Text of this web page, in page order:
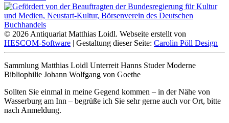
© 2026 Antiquariat Matthias Loidl. Webseite erstellt von
HESCOM-Software | Gestaltung dieser Seite: Carolin Pöll Design
Sammlung Matthias Loidl Unterreit Hanns Studer Moderne
Bibliophilie Johann Wolfgang von Goethe
Sollten Sie einmal in meine Gegend kommen – in der Nähe von
Wasserburg am Inn – begrüße ich Sie sehr gerne auch vor Ort, bitte
nach Anmeldung.